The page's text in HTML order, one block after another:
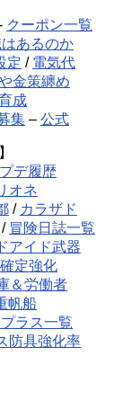
クーポン一覧
あるのか
定 / 電気代
金策纏め
成
集 – 公式
デ履歴
オネ
/ カラザド
/ 冒険日誌一覧
アイド武器
定強化
＆労働者
帆船
ラス一覧
防具強化率